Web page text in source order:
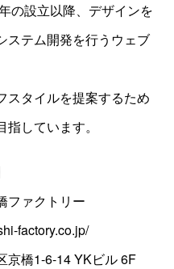
の設立以降、デザインを
ステム開発を行うウェブ
スタイルを提案するため
しています。
クトリー
1-6-14 YKビル 6F